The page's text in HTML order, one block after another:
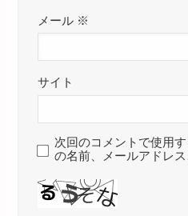
メール ※
サイト
次回のコメントで使用
の名前、メールアドレス